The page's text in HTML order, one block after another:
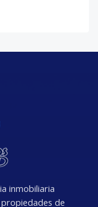
inmobiliaria
de